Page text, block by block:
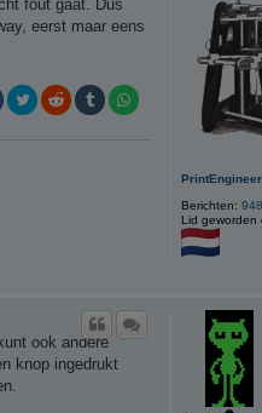
PrintEngineer
Berichten: 948
Lid geworden
fout gaat. Dus
eerst maar eens
ook andere
knop ingedrukt